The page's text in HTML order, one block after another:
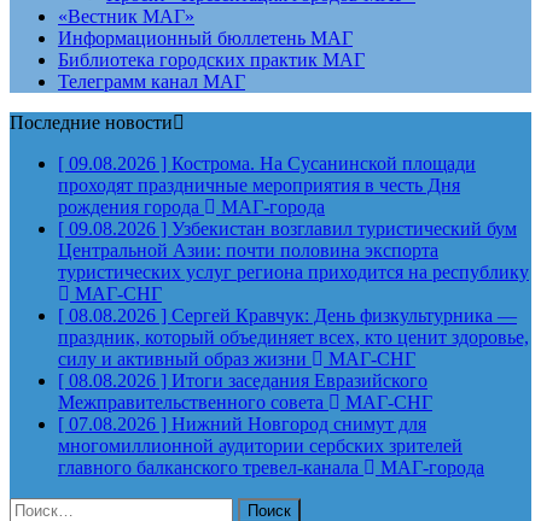
«Вестник МАГ»
Информационный бюллетень МАГ
Библиотека городских практик МАГ
Телеграмм канал МАГ
Последние новости
[ 09.08.2026 ] Кострома. На Сусанинской площади
проходят праздничные мероприятия в честь Дня
рождения города
МАГ-города
[ 09.08.2026 ] Узбекистан возглавил туристический бум
Центральной Азии: почти половина экспорта
туристических услуг региона приходится на республику
МАГ-СНГ
[ 08.08.2026 ] Сергей Кравчук: День физкультурника —
праздник, который объединяет всех, кто ценит здоровье,
силу и активный образ жизни
МАГ-СНГ
[ 08.08.2026 ] Итоги заседания Евразийского
Межправительственного совета
МАГ-СНГ
[ 07.08.2026 ] Нижний Новгород снимут для
многомиллионной аудитории сербских зрителей
главного балканского тревел-канала
МАГ-города
Найти: